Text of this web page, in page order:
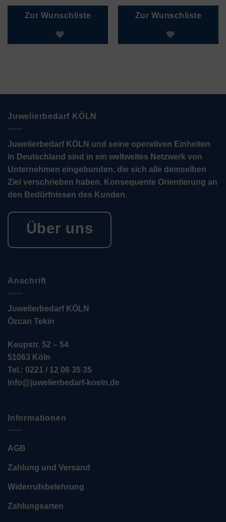
Zur Wunschliste Zur Wunschliste
Juwelierbedarf KÖLN
Juwelierbedarf KÖLN und seine operativen Einheiten
in Deutschland sind in ein weltweites Netzwerk von
Unternehmen eingebunden, die sich alle demselben
Ziel verschrieben haben. Konsequente Orientierung an
den Bedürfnissen des Kunden.
Über uns
Anschrift
Juwelierbedarf KÖLN
Özcan Tekin
Keupstr. 52 – 54
51063 Köln
Tel.: 0221 / 12 06 35 35
info@juwelierbedarf-koeln.de
Informationen
AGB
Zahlung und Versand
Widerrufsbelehrung
Zahlungsarten